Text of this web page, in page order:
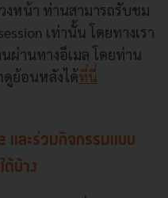
งหน้า ท่านสามารถรับชม
เท่านั้น โดยทางเรา
ผ่านทางอีเมล โดยท่าน
ดูย้อนหลังได้ที่นี่
ละร่วมกิจกรรมแบบ
ด้บ้าง